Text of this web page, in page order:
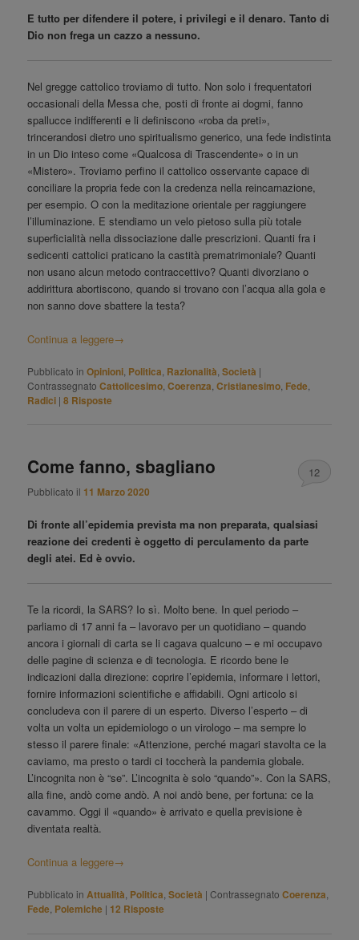
E tutto per difendere il potere, i privilegi e il denaro. Tanto di
Dio non frega un cazzo a nessuno.
Nel gregge cattolico troviamo di tutto. Non solo i frequentatori
occasionali della Messa che, posti di fronte ai dogmi, fanno
spallucce indifferenti e li definiscono «roba da preti»,
trincerandosi dietro uno spiritualismo generico, una fede indistinta
in un Dio inteso come «Qualcosa di Trascendente» o in un
«Mistero». Troviamo perfino il cattolico osservante capace di
conciliare la propria fede con la credenza nella reincarnazione,
per esempio. O con la meditazione orientale per raggiungere
l’illuminazione. E stendiamo un velo pietoso sulla più totale
superficialità nella dissociazione dalle prescrizioni. Quanti fra i
sedicenti cattolici praticano la castità prematrimoniale? Quanti
non usano alcun metodo contraccettivo? Quanti divorziano o
addirittura abortiscono, quando si trovano con l’acqua alla gola e
non sanno dove sbattere la testa?
Continua a leggere→
Pubblicato in Opinioni Politica Razionalità ,Società |
Contrassegnato Cattolicesimo ,Coerenza ,Cristianesimo Fede
Radici |8 Risposte
Come fanno, sbagliano
Pubblicato il 11 Marzo 2020
12
Di fronte all’epidemia prevista ma non preparata, qualsiasi
reazione dei credenti è oggetto di perculamento da parte
degli atei. Ed è ovvio.
Te la ricordi, la SARS? Io sì. Molto bene. In quel periodo –
parliamo di 17 anni fa – lavoravo per un quotidiano – quando
ancora i giornali di carta se li cagava qualcuno – e mi occupavo
delle pagine di scienza e di tecnologia. E ricordo bene le
indicazioni dalla direzione: coprire l’epidemia, informare i lettori,
fornire informazioni scientifiche e affidabili. Ogni articolo si
concludeva con il parere di un esperto. Diverso l’esperto – di
volta un volta un epidemiologo o un virologo – ma sempre lo
stesso il parere finale: «Attenzione, perché magari stavolta ce la
caviamo, ma presto o tardi ci toccherà la pandemia globale.
L’incognita non è “se”. L’incognita è solo “quando”». Con la SARS,
alla fine, andò come andò. A noi andò bene, per fortuna: ce la
cavammo. Oggi il «quando» è arrivato e quella previsione è
diventata realtà.
Continua a leggere→
Pubblicato in Attualità Politica ,Società |Contrassegnato Coerenza
Fede Polemiche | 12 Risposte